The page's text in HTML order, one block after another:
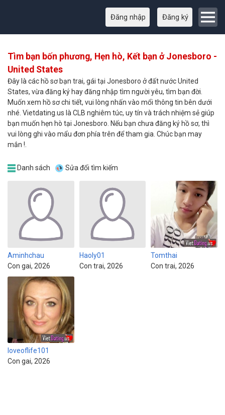
Đăng nhập Đăng ký
Tìm bạn bốn phương, Hẹn hò, Kết bạn ở Jonesboro -
United States
Đây là các hồ sơ bạn trai, gái tại Jonesboro ở đất nước United
States, vừa đăng ký hay đăng nhập tìm người yêu, tìm bạn đời.
Muốn xem hồ sơ chi tiết, vui lòng nhấn vào mổi thông tin bên dưới
nhé. Vietdating.us là CLB nghiêm túc, uy tín và trách nhiệm sẻ giúp
bạn muốn hẹn hò tại Jonesboro. Nếu bạn chưa đăng ký hồ sơ, thì
vui lòng ghi vào mẩu đơn phía trên để tham gia. Chúc bạn may
mắn !.
Danh sách Sửa đổi tìm kiếm
Aminhchau
Con gai, 2026
Haoly01
Con trai, 2026
Tomthai
Con trai, 2026
loveoflife101
Con gai, 2026